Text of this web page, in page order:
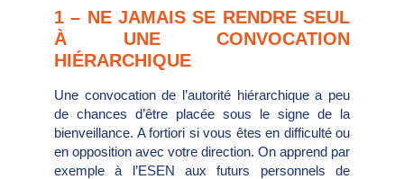
1 – NE JAMAIS SE RENDRE SEUL
À UNE CONVOCATION
HIÉRARCHIQUE
Une convocation de l’autorité hiérarchique a peu
de chances d’être placée sous le signe de la
bienveillance. A fortiori si vous êtes en difficulté ou
en opposition avec votre direction. On apprend par
exemple à l’ESEN aux futurs personnels de